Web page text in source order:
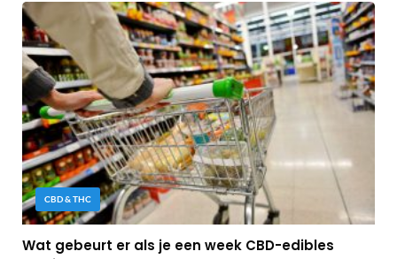
CBD & THC
Wat gebeurt er als je een week CBD-edibles